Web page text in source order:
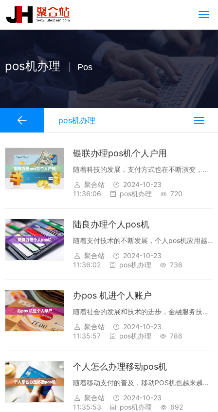
pos机办理 Pos
pos机办理
银联办理pos机个人户用
随着科技的发展，支付方式也在不断演变，越
来越多的支付机构出现，比如银联等，受到很
多消费者的青睐。银联旗下提供了一种支付方
聚合站
2024-10-23
11:36:06
pos机办理 720
陆良办理个人pos机
随着支付技术的不断发展，个人pos机应用越
来越广泛，受到了消费者的一致好评。陆良也
是其中的一位，准备办理个人pos机的他，有
聚合站
2024-10-23
11:36:02
pos机办理 736
办pos 机进个人账户
随着社会的发展和技术的进步，金融服务技术
也在不断地发展和完善，更加方便了人们的生
活。POS机是一种金融技术，可以帮助个人客
聚合站
2024-10-23
11:35:57
pos机办理 786
个人怎么办理移动pos机
随着移动支付的普及，移动POS机也越来越受
到消费者的青睐。移动POS机可以将POS机携
带出门，让消费者更加方便快捷的进行支付，
聚合站
2024-10-23
11:35:53
pos机办理 692